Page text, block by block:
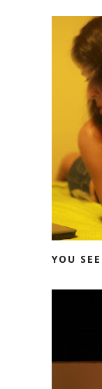
YOU